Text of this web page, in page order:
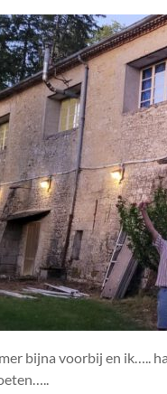
bijna voorbij en ik…..